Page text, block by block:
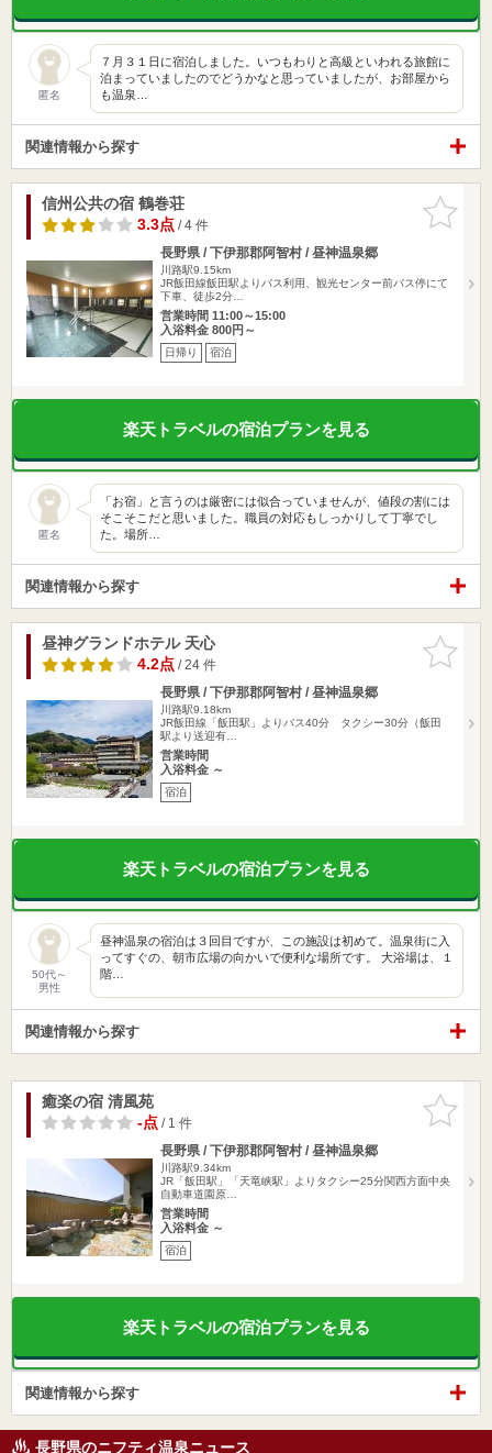
匿名
７月３１日に宿泊しました。いつもわりと高級といわれる旅館に
泊まっていましたのでどうかなと思っていましたが、お部屋から
も温泉…
関連情報から探す
お気に入
りに追加
信州公共の宿 鶴巻荘
3.3点/ 4 件
長野県 / 下伊那郡阿智村 / 昼神温泉郷
川路駅9.15km
JR飯田線飯田駅よりバス利用、観光センター前バス停にて
下車、徒歩2分…
営業時間 11:00～15:00
入浴料金 800円～
日帰り 宿泊
楽天トラベルの宿泊プランを見る
匿名
「お宿」と言うのは厳密には似合っていませんが、値段の割には
そこそこだと思いました。職員の対応もしっかりして丁寧でし
た。場所…
関連情報から探す
お気に入
りに追加
昼神グランドホテル 天心
4.2点/ 24 件
長野県 / 下伊那郡阿智村 / 昼神温泉郷
川路駅9.18km
JR飯田線「飯田駅」よりバス40分 タクシー30分（飯田
駅より送迎有…
営業時間
入浴料金 ～
宿泊
楽天トラベルの宿泊プランを見る
50代～
男性
昼神温泉の宿泊は３回目ですが、この施設は初めて。温泉街に入
ってすぐの、朝市広場の向かいで便利な場所です。 大浴場は、１
階…
関連情報から探す
お気に入
りに追加
癒楽の宿 清風苑
-点/ 1 件
長野県 / 下伊那郡阿智村 / 昼神温泉郷
川路駅9.34km
JR「飯田駅」「天竜峡駅」よりタクシー25分関西方面中央
自動車道園原…
営業時間
入浴料金 ～
宿泊
楽天トラベルの宿泊プランを見る
関連情報から探す
長野県のニフティ温泉ニュース